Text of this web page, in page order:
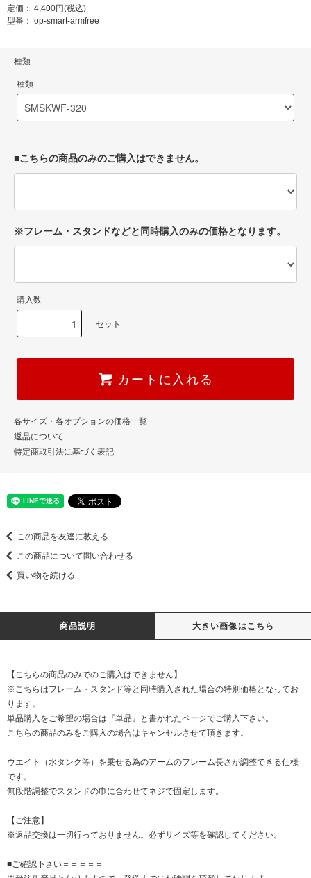
定価： 4,400円(税込)
型番： op-smart-armfree
種類
種類
■こちらの商品のみのご購入はできません。
※フレーム・スタンドなどと同時購入のみの価格となります。
購入数
セット
カートに入れる
各サイズ・各オプションの価格一覧
返品について
特定商取引法に基づく表記
この商品を友達に教える
この商品について問い合わせる
買い物を続ける
商品説明 大きい画像はこちら
【こちらの商品のみでのご購入はできません】
※こちらはフレーム・スタンド等と同時購入された場合の特別価格となってお
ります。
単品購入をご希望の場合は『単品』と書かれたページでご購入下さい。
こちらの商品のみをご購入の場合はキャンセルさせて頂きます。
ウエイト（水タンク等）を乗せる為のアームのフレーム長さが調整できる仕様
です。
無段階調整でスタンドの巾に合わせてネジで固定します。
【ご注意】
※返品交換は一切行っておりません。必ずサイズ等を確認してください。
■ご確認下さい＝＝＝＝＝